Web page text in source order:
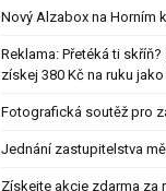
Nový Alzabox na Horním
Reklama: Přetéká ti
získej 380 Kč na ruku
Fotografická soutěž pro
Jednání zastupitelstva
Získejte akcie zdarma za